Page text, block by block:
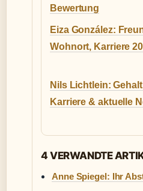
Bewertung
Eiza González:
Wohnort, Karriere
Nils Lichtlein:
Karriere & aktuelle
4 VERWANDTE
Anne Spiegel: Ihr